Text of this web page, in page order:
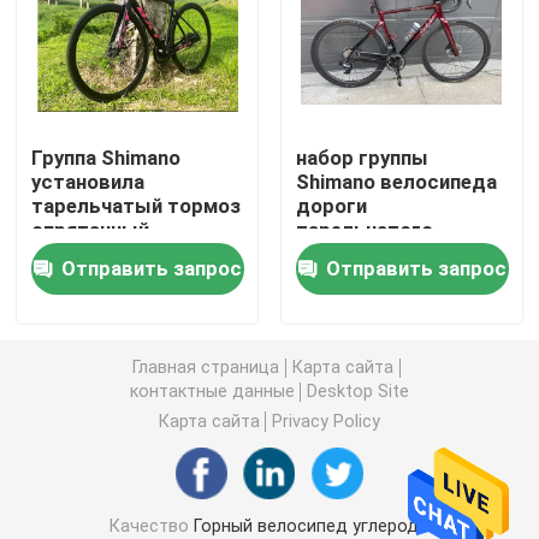
Рамка подвеса углерода полная
Рамка велосипеда следа углерода
Рамка велосипеда гравия углерода
Рамка велосипеда складчатости углерода
Вилка горного велосипеда углерода
Вилка велосипеда дороги углерода
Группа Shimano
установила
тарельчатый тормоз
спрятанный
велосипедом кабеля
дороги углерода 22
скоростей 700C
Отправить запрос
набор группы
Shimano велосипеда
дороги
тарельчатого
тормоза велосипеда
гравия углерода
700C полным
Отправить запрос
Главная страница
Карта сайта
контактные данные
Desktop Site
Карта сайта
Privacy Policy
Качество Горный велосипед углерода